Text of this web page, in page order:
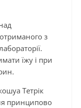
з
їжу і при
Тетрік
принципово